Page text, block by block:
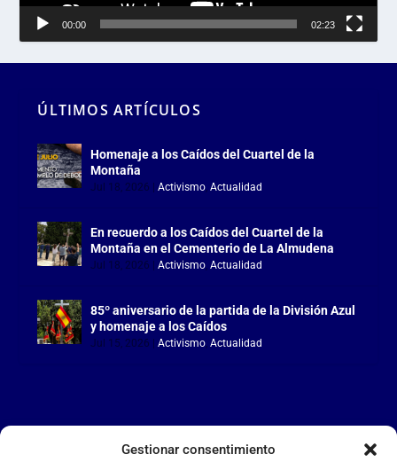
Gestionar consentimiento
00:00 02:23
ÚLTIMOS ARTÍCULOS
Homenaje a los Caídos del Cuartel de la
Montaña
Jul 18, 2026 |Activismo,Actualidad
En recuerdo a los Caídos del Cuartel de la
Montaña en el Cementerio de La Almudena
Jul 18, 2026 |Activismo,Actualidad
85º aniversario de la partida de la División Azul
y homenaje a los Caídos
Jul 15, 2026 |Activismo,Actualidad
LA FALANGE